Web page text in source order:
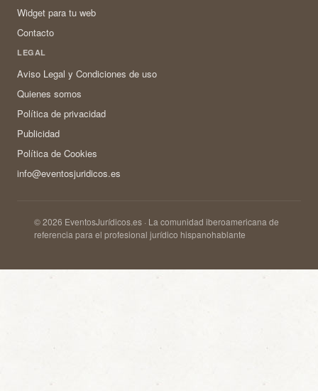
Widget para tu web
Contacto
LEGAL
Aviso Legal y Condiciones de uso
Quienes somos
Política de privacidad
Publicidad
Política de Cookies
info@eventosjuridicos.es
© 2026 EventosJurídicos.es · La comunidad iberoamericana de
referencia para el profesional jurídico hispanohablante